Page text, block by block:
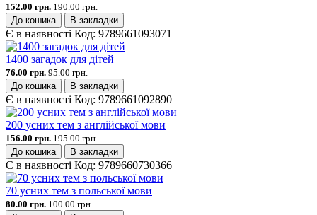
152.00 грн. 190.00 грн.
До кошика
В закладки
Є в наявності Код: 9789661093071
1400 загадок для дітей
76.00 грн. 95.00 грн.
До кошика
В закладки
Є в наявності Код: 9789661092890
200 усних тем з англійської мови
156.00 грн. 195.00 грн.
До кошика
В закладки
Є в наявності Код: 9789660730366
70 усних тем з польської мови
80.00 грн. 100.00 грн.